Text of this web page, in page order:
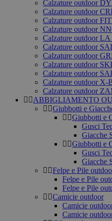
Calzature outdoor
Calzature outdoor
Calzature outdoor
Calzature outdoor
Calzature outdoor
Calzature outdoor
Calzature outdoor
Calzature outdoor
Calzature outdoor
Calzature outdoor X-
Calzature outdoor
ABBIGLIAMENTO
Giubbotti e
Giubbotti e
Gusci
Giacche
Giubbotti e
Gusci
Giacche
Felpe e Pile
Felpe e Pile
Felpe e Pile
Camicie outdoor
Camicie
Camicie